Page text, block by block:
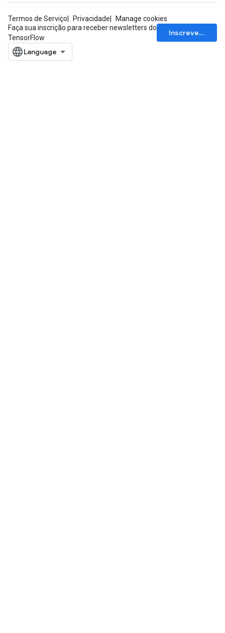
Termos de Serviço Privacidade
Manage cookies
Faça sua inscrição para receber newsletters do
TensorFlow
Inscrever-se